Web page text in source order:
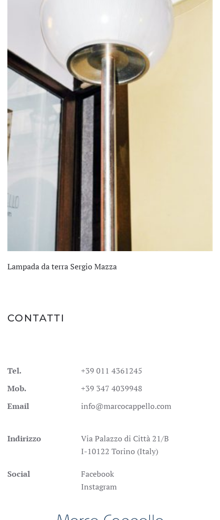
Lampada da terra Sergio Mazza
CONTATTI
Tel.
+39 011 4361245
Mob.
+39 347 4039948
Email
info@marcocappello.com
Indirizzo
Via Palazzo di Città 21/B
I-10122 Torino (Italy)
Social
Facebook
Instagram